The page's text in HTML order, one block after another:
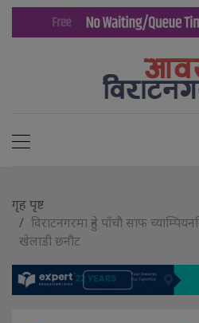
गृह पृष्ट
विराटनगरमा हुने पाँचौ साफ
खेलाडी छनौट